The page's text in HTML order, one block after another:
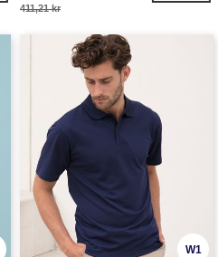
411,21 kr
W1